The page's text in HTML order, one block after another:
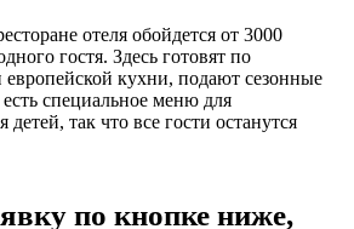
отеля обойдется от 3000
гостя. Здесь готовят по
европейской кухни, подают сезонные
специальное меню для
детей, так что все гости останутся
по кнопке ниже,